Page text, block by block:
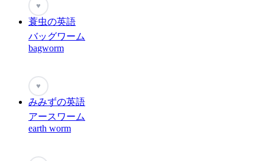
♥
蓑虫の英語
バッグワーム
bagworm
♥
みみずの英語
アースワーム
earth worm